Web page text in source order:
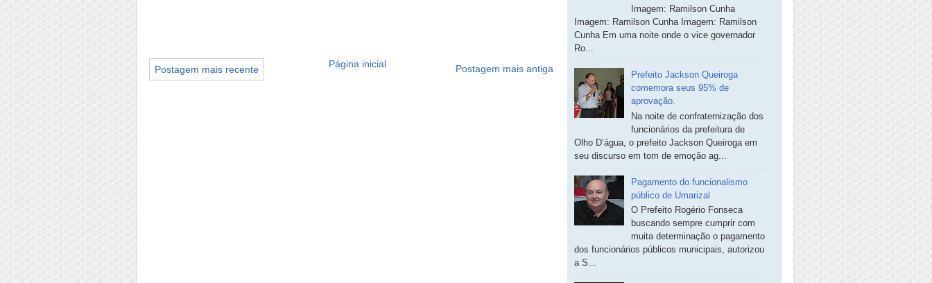
Postagem mais recente Postagem mais antiga
Página inicial
Imagem: Ramilson Cunha
Imagem: Ramilson Cunha Imagem: Ramilson
Cunha Em uma noite onde o vice governador
Ro...
Prefeito Jackson Queiroga
comemora seus 95% de
aprovação.
Na noite de confraternização dos
funcionários da prefeitura de
Olho D’água, o prefeito Jackson Queiroga em
seu discurso em tom de emoção ag...
Pagamento do funcionalismo
público de Umarizal
O Prefeito Rogério Fonseca
buscando sempre cumprir com
muita determinação o pagamento
dos funcionários públicos municipais, autorizou
a S...